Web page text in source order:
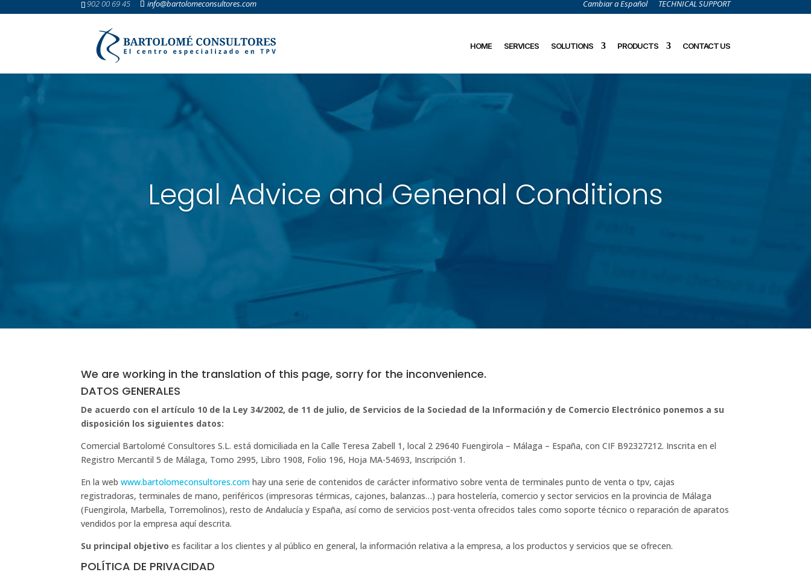
902 00 69 45 info@bartolomeconsultores.com Cambiar a Español TECHNICAL SUPPORT
HOME SERVICES SOLUTIONS PRODUCTS CONTACT US
Legal Advice and Genenal Conditions
We are working in the translation of this page, sorry for the inconvenience.
DATOS GENERALES
De acuerdo con el artículo 10 de la Ley 34/2002, de 11 de julio, de Servicios de la Sociedad de la Información y de Comercio Electrónico ponemos a su
disposición los siguientes datos:
Comercial Bartolomé Consultores S.L. está domiciliada en la Calle Teresa Zabell 1, local 2 29640 Fuengirola – Málaga – España, con CIF B92327212. Inscrita en el
Registro Mercantil 5 de Málaga, Tomo 2995, Libro 1908, Folio 196, Hoja MA-54693, Inscripción 1.
En la webwww.bartolomeconsultores.com hay una serie de contenidos de carácter informativo sobre venta de terminales punto de venta o tpv, cajas
registradoras, terminales de mano, periféricos (impresoras térmicas, cajones, balanzas…) para hostelería, comercio y sector servicios en la provincia de Málaga
(Fuengirola, Marbella, Torremolinos), resto de Andalucía y España, así como de servicios post-venta ofrecidos tales como soporte técnico o reparación de aparatos
vendidos por la empresa aquí descrita.
Su principal objetivo es facilitar a los clientes y al público en general, la información relativa a la empresa, a los productos y servicios que se ofrecen.
POLÍTICA DE PRIVACIDAD